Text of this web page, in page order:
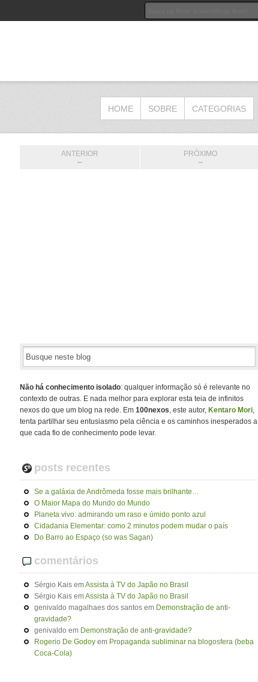
HOME SOBRE CATEGORIAS
ANTERIOR
←
PRÓXIMO
→
Não há conhecimento isolado: qualquer informação só é relevante no
contexto de outras. E nada melhor para explorar esta teia de infinitos
nexos do que um blog na rede. Em 100nexos, este autor, Kentaro Mori,
tenta partilhar seu entusiasmo pela ciência e os caminhos inesperados a
que cada fio de conhecimento pode levar.
posts recentes
Se a galáxia de Andrômeda fosse mais brilhante…
O Maior Mapa do Mundo do Mundo
Planeta vivo: admirando um raso e úmido ponto azul
Cidadania Elementar: como 2 minutos podem mudar o país
Do Barro ao Espaço (so was Sagan)
comentários
Sérgio Kais emAssista à TV do Japão no Brasil
Sérgio Kais emAssista à TV do Japão no Brasil
genivaldo magalhaes dos santos em Demonstração de anti-
gravidade?
genivaldo em Demonstração de anti-gravidade?
Rogerio De Godoy em Propaganda subliminar na blogosfera (beba
Coca-Cola)